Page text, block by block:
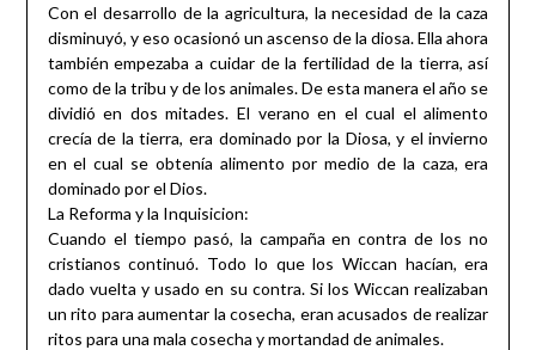
Con el desarrollo de la agricultura, la necesidad de la caza
disminuyó, y eso ocasionó un ascenso de la diosa. Ella ahora
también empezaba a cuidar de la fertilidad de la tierra, así
como de la tribu y de los animales. De esta manera el año se
dividió en dos mitades. El verano en el cual el alimento
crecía de la tierra, era dominado por la Diosa, y el invierno
en el cual se obtenía alimento por medio de la caza, era
dominado por el Dios.
La Reforma y la Inquisicion:
Cuando el tiempo pasó, la campaña en contra de los no
cristianos continuó. Todo lo que los Wiccan hacían, era
dado vuelta y usado en su contra. Si los Wiccan realizaban
un rito para aumentar la cosecha, eran acusados de realizar
ritos para una mala cosecha y mortandad de animales.